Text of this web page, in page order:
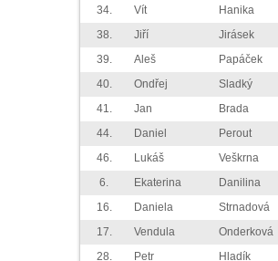
34.
Vít Hanika
38.
Jiří Jirásek
39.
Aleš Papáček
40.
Ondřej Sladký
41.
Jan Brada
44.
Daniel Perout
46.
Lukáš Veškrna
6.
Ekaterina Danilina
16.
Daniela Strnadová
17.
Vendula Onderková
28.
Petr Hladík